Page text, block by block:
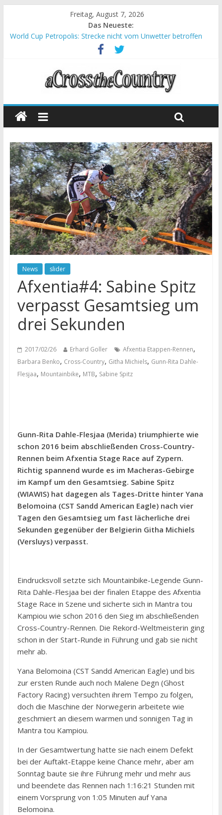
Freitag, August 7, 2026
Das Neueste:
World Cup Petropolis: Strecke nicht vom Unwetter betroffen
Krumbach und Obergessertshausen: Mountainbike-Bundesliga
Supercup Massi Banyoles: Siege für Carod und Richards
Halbzeit beim Andalucia Bike Race: Weltmeister Seewald führt
Chelva: Schweizer Doppelsieg beim ersten XCO-Rennen der
News slider
Afxentia#4: Sabine Spitz
verpasst Gesamtsieg um
drei Sekunden
2017/02/26 Erhard Goller Afxentia Etappen-Rennen,
Barbara Benko, Cross-Country, Githa Michiels, Gunn-Rita Dahle-
Flesjaa, Mountainbike, MTB, Sabine Spitz
Gunn-Rita Dahle-Flesjaa (Merida) triumphierte wie
schon 2016 beim abschließenden Cross-Country-
Rennen beim Afxentia Stage Race auf Zypern.
Richtig spannend wurde es im Macheras-Gebirge
im Kampf um den Gesamtsieg. Sabine Spitz
(WIAWIS) hat dagegen als Tages-Dritte hinter Yana
Belomoina (CST Sandd American Eagle) nach vier
Tagen den Gesamtsieg um fast lächerliche drei
Sekunden gegenüber der Belgierin Githa Michiels
(Versluys) verpasst.
Eindrucksvoll setzte sich Mountainbike-Legende Gunn-
Rita Dahle-Flesjaa bei der finalen Etappe des Afxentia
Stage Race in Szene und sicherte sich in Mantra tou
Kampiou wie schon 2016 den Sieg im abschließenden
Cross-Country-Rennen. Die Rekord-Weltmeisterin ging
schon in der Start-Runde in Führung und gab sie nicht
mehr ab.
Yana Belomoina (CST Sandd American Eagle) und bis
zur ersten Runde auch noch Malene Degn (Ghost
Factory Racing) versuchten ihrem Tempo zu folgen,
doch die Maschine der Norwegerin arbeitete wie
geschmiert an diesem warmen und sonnigen Tag in
Mantra tou Kampiou.
In der Gesamtwertung hatte sie nach einem Defekt
bei der Auftakt-Etappe keine Chance mehr, aber am
Sonntag baute sie ihre Führung mehr und mehr aus
und beendete das Rennen nach 1:16:21 Stunden mit
einem Vorsprung von 1:05 Minuten auf Yana
Belomoina.